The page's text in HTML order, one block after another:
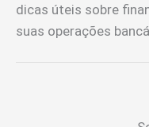
dicas úteis sobre
suas operações